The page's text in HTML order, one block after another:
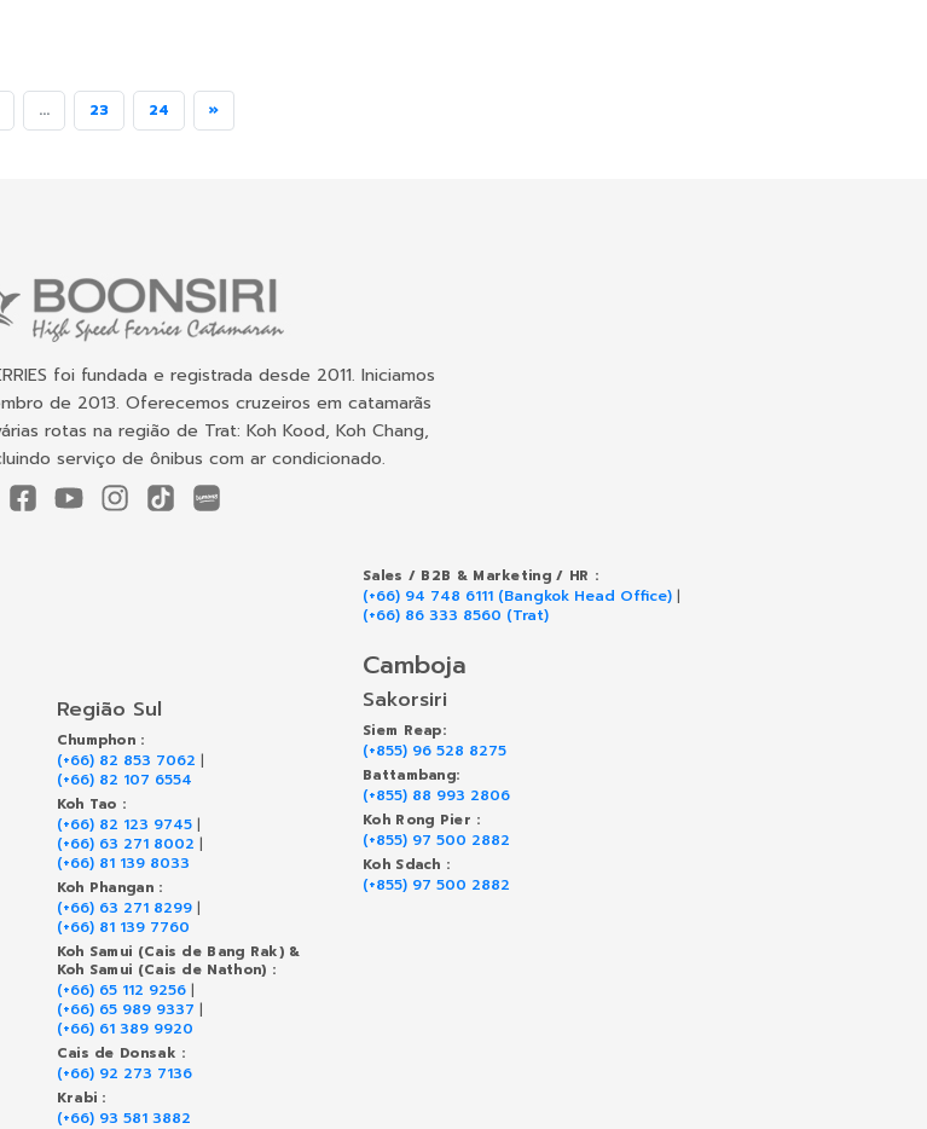
... 23 24 »
foi fundada e registrada desde 2011. Iniciamos
de 2013. Oferecemos cruzeiros em catamarãs
rotas na região de Trat: Koh Kood, Koh Chang,
serviço de ônibus com ar condicionado.
Sales / B2B & Marketing / HR :
(+66) 94 748 6111 (Bangkok Head Office) |
(+66) 86 333 8560 (Trat)
Região Sul
Chumphon :
(+66) 82 853 7062 |
(+66) 82 107 6554
Koh Tao :
(+66) 82 123 9745|
(+66) 63 271 8002 |
(+66) 81 139 8033
Koh Phangan :
(+66) 63 271 8299|
(+66) 81 139 7760
Koh Samui (Cais de Bang Rak) &
Koh Samui (Cais de Nathon) :
(+66) 65 112 9256|
(+66) 65 989 9337 |
(+66) 61 389 9920
Cais de Donsak :
(+66) 92 273 7136
Krabi :
(+66) 93 581 3882
Camboja
Sakorsiri
Siem Reap:
(+855) 96 528 8275
Battambang:
(+855) 88 993 2806
Koh Rong Pier :
(+855) 97 500 2882
Koh Sdach :
(+855) 97 500 2882